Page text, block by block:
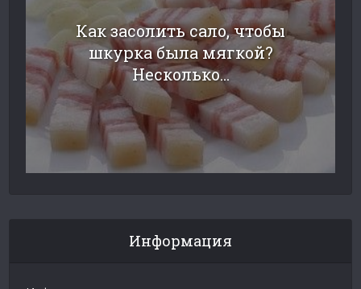
Как засолить сало, чтобы
шкурка была мягкой?
Несколько...
Информация